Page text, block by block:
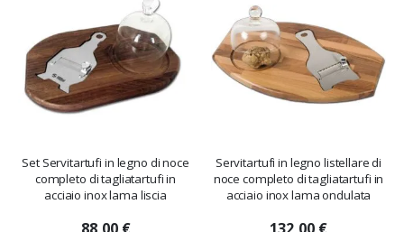
Set Servitartufi in legno di noce
completo di tagliatartufi in
acciaio inox lama liscia
Servitartufi in legno listellare di
noce completo di tagliatartufi in
acciaio inox lama ondulata